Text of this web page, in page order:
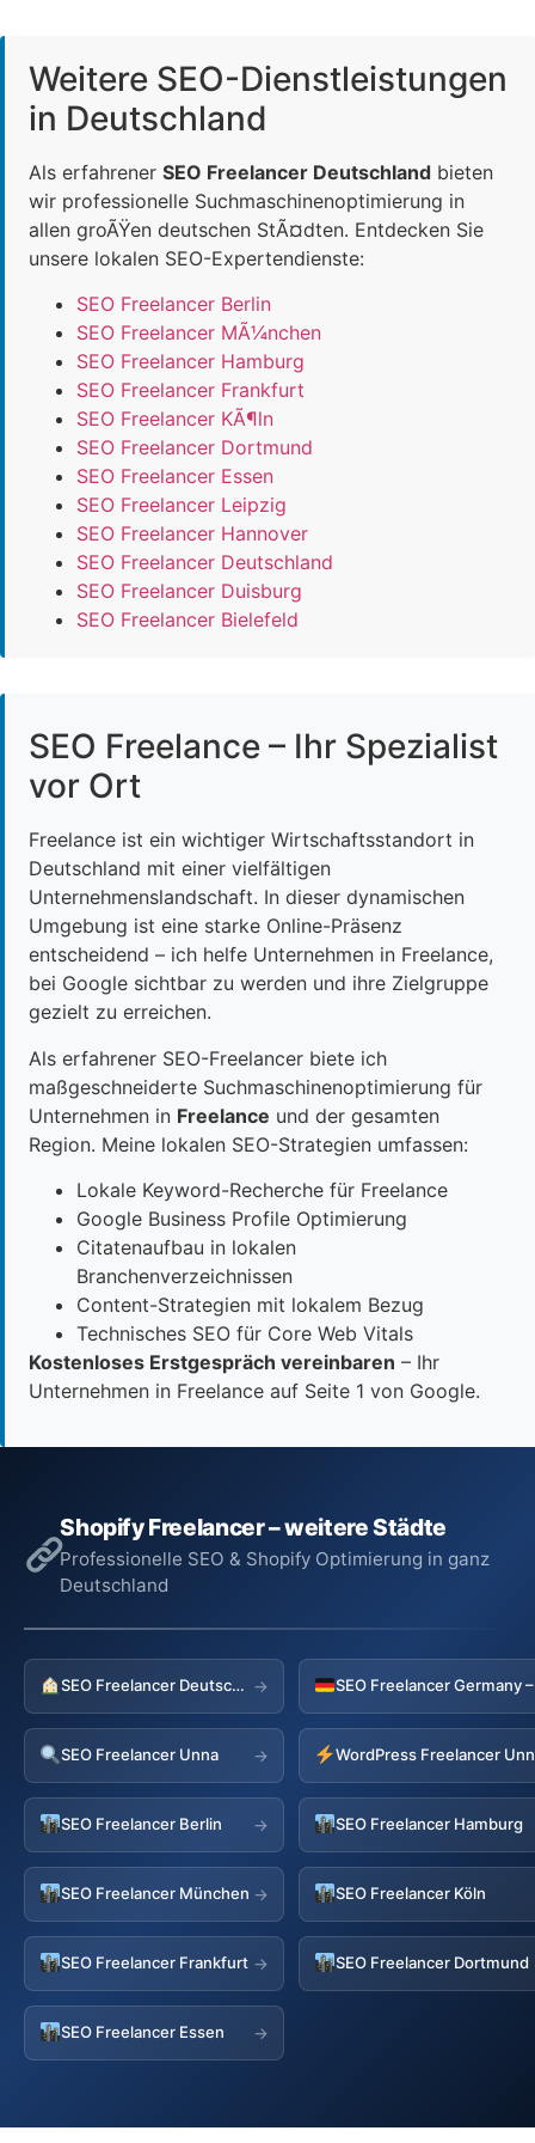
Weitere SEO-Dienstleistungen
in Deutschland
Als erfahrener SEO Freelancer Deutschland bieten
wir professionelle Suchmaschinenoptimierung in
allen groÃŸen deutschen StÃ¤dten. Entdecken Sie
unsere lokalen SEO-Expertendienste:
SEO Freelancer Berlin
SEO Freelancer MÃ¼nchen
SEO Freelancer Hamburg
SEO Freelancer Frankfurt
SEO Freelancer KÃ¶ln
SEO Freelancer Dortmund
SEO Freelancer Essen
SEO Freelancer Leipzig
SEO Freelancer Hannover
SEO Freelancer Deutschland
SEO Freelancer Duisburg
SEO Freelancer Bielefeld
SEO Freelance – Ihr Spezialist
vor Ort
Freelance ist ein wichtiger Wirtschaftsstandort in
Deutschland mit einer vielfältigen
Unternehmenslandschaft. In dieser dynamischen
Umgebung ist eine starke Online-Präsenz
entscheidend – ich helfe Unternehmen in Freelance,
bei Google sichtbar zu werden und ihre Zielgruppe
gezielt zu erreichen.
Als erfahrener SEO-Freelancer biete ich
maßgeschneiderte Suchmaschinenoptimierung für
Unternehmen in Freelance und der gesamten
Region. Meine lokalen SEO-Strategien umfassen:
Lokale Keyword-Recherche für Freelance
Google Business Profile Optimierung
Citatenaufbau in lokalen
Branchenverzeichnissen
Content-Strategien mit lokalem Bezug
Technisches SEO für Core Web Vitals
Kostenloses Erstgespräch vereinbaren – Ihr
Unternehmen in Freelance auf Seite 1 von Google.
Shopify Freelancer – weitere Städte
Professionelle SEO & Shopify Optimierung in ganz
Deutschland
SEO Freelancer Deutschland →
SEO Freelancer Unna → WordPress Freelancer
SEO Freelancer Berlin → SEO Freelancer Hamburg
SEO Freelancer München → SEO Freelancer Köln
SEO Freelancer Frankfurt → SEO Freelancer Dortmund
SEO Freelancer Essen →